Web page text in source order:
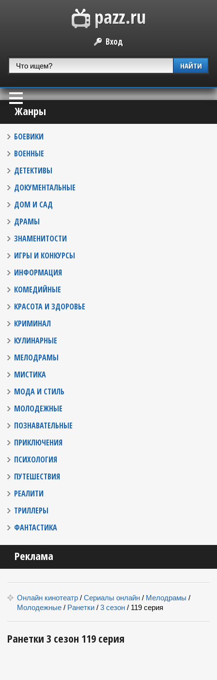
Вход
НАЙТИ
Жанры
БОЕВИКИ
ВОЕННЫЕ
ДЕТЕКТИВЫ
ДОКУМЕНТАЛЬНЫЕ
ДОМ И САД
ДРАМЫ
ЗНАМЕНИТОСТИ
ИГРЫ И КОНКУРСЫ
ИНФОРМАЦИЯ
КОМЕДИЙНЫЕ
КРАСОТА И ЗДОРОВЬЕ
КРИМИНАЛ
КУЛИНАРНЫЕ
МЕЛОДРАМЫ
МИСТИКА
МОДА И СТИЛЬ
МОЛОДЕЖНЫЕ
ПОЗНАВАТЕЛЬНЫЕ
ПРИКЛЮЧЕНИЯ
ПСИХОЛОГИЯ
ПУТЕШЕСТВИЯ
РЕАЛИТИ
ТРИЛЛЕРЫ
ФАНТАСТИКА
Реклама
Онлайн кинотеатр / Сериалы онлайн / Мелодрамы /
Молодежные / Ранетки / 3 сезон / 119 серия
Ранетки 3 сезон 119 серия